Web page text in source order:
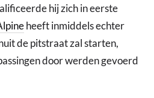
hij zich in eerste
heeft inmiddels echter
de pitstraat zal starten,
door werden gevoerd